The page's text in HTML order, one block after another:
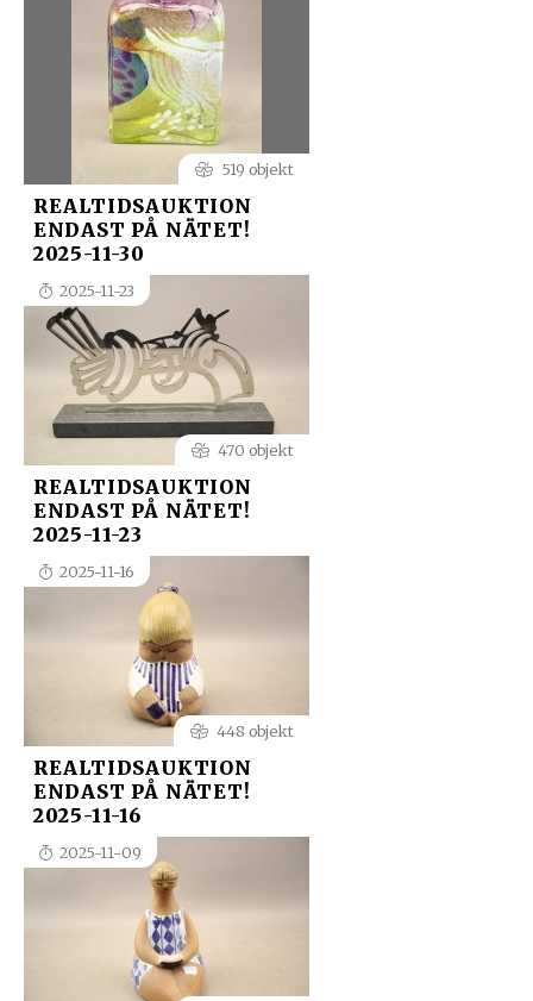
519 objekt
REALTIDSAUKTION
ENDAST PÅ NÄTET!
2025-11-30
2025-11-23
470 objekt
REALTIDSAUKTION
ENDAST PÅ NÄTET!
2025-11-23
2025-11-16
448 objekt
REALTIDSAUKTION
ENDAST PÅ NÄTET!
2025-11-16
2025-11-09